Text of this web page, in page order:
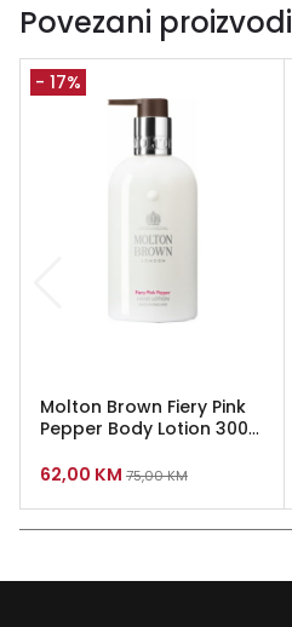
Povezani proizvodi
- 17%
Molton Brown Fiery Pink
Pepper Body Lotion 300
62,00 KM 75,00KM